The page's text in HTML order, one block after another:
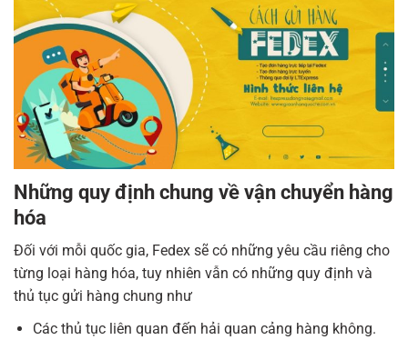
Những quy định chung về vận chuyển hàng
hóa
Đối với mỗi quốc gia, Fedex sẽ có những yêu cầu riêng cho
từng loại hàng hóa, tuy nhiên vẫn có những quy định và
thủ tục gửi hàng chung như
Các thủ tục liên quan đến hải quan cảng hàng không.